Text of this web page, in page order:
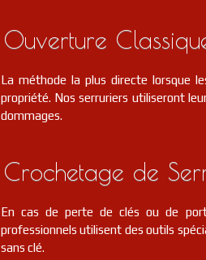
Ouverture
La méthode la plus directe lorsque
propriété. Nos serruriers utiliseront
dommages.
Crochetage de
En cas de perte de clés ou de
professionnels utilisent des outils
sans clé.